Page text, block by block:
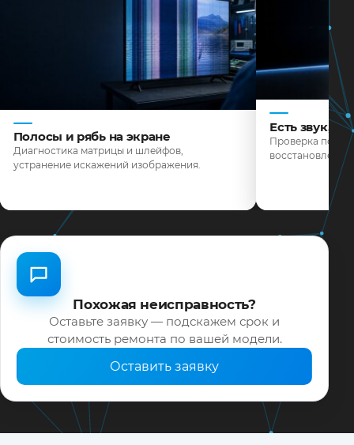
Полосы и рябь на экране
Диагностика матрицы и шлейфов,
устранение искажений изображения.
Есть звук,
Проверка
восстановление
Похожая неисправность?
Оставьте заявку — подскажем срок и
стоимость ремонта по вашей модели.
Оставить заявку